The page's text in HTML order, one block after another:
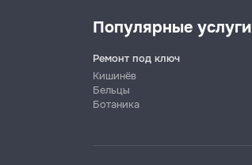
Популярные услуги
Ремонт под ключ
Кишинёв
Бельцы
Ботаника